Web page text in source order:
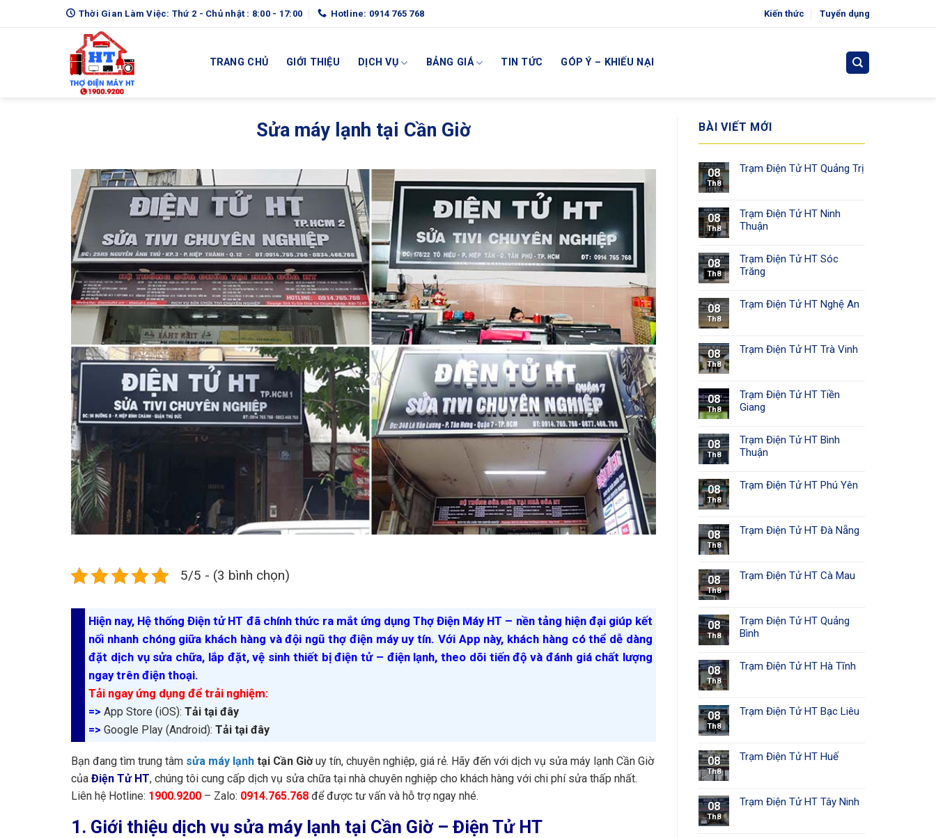
to
Thời Gian Làm Việc: Thứ 2 - Chủ nhật : 8:00 - 17:00 Hotline: 0914 765 768 Kiến thức Tuyển dụng
TRANG CHỦ GIỚI THIỆU DỊCH VỤ BẢNG GIÁ TIN TỨC GÓP Ý – KHIẾU NẠI
Sửa máy lạnh tại Cần Giờ
5/5 - (3 bình chọn)
Hiện nay, Hệ thống Điện tử HT đã chính thức ra mắt ứng dụng Thợ Điện Máy HT – nền tảng hiện đại giúp kết
nối nhanh chóng giữa khách hàng và đội ngũ thợ điện máy uy tín. Với App này, khách hàng có thể dễ dàng
đặt dịch vụ sửa chữa, lắp đặt, vệ sinh thiết bị điện tử – điện lạnh, theo dõi tiến độ và đánh giá chất lượng
ngay trên điện thoại.
Tải ngay ứng dụng để trải nghiệm:
=> App Store (iOS): Tải tại đây
=> Google Play (Android): Tải tại đây
Bạn đang tìm trung tâm sửa máy lạnh tại Cần Giờuy tín, chuyên nghiệp, giá rẻ. Hãy đến với dịch vụ sửa máy lạnh Cần Giờ
của Điện Tử HT, chúng tôi cung cấp dịch vụ sửa chữa tại nhà chuyên nghiệp cho khách hàng với chi phí sửa thấp nhất.
Liên hệ Hotline: 1900.9200 – Zalo: 0914.765.768 để được tư vấn và hỗ trợ ngay nhé.
1. Giới thiệu dịch vụ sửa máy lạnh tại Cần Giờ – Điện Tử HT
BÀI VIẾT MỚI
08
Th8
Trạm Điện Tử HT Quảng Trị
08
Th8
Trạm Điện Tử HT Ninh
Thuận
08
Th8
Trạm Điện Tử HT Sóc
Trăng
08
Th8
Trạm Điện Tử HT Nghệ An
08
Th8
Trạm Điện Tử HT Trà Vinh
08
Th8
Trạm Điện Tử HT Tiền
Giang
08
Th8
Trạm Điện Tử HT Bình
Thuận
08
Th8
Trạm Điện Tử HT Phú Yên
08
Th8
Trạm Điện Tử HT Đà Nẵng
08
Th8
Trạm Điện Tử HT Cà Mau
08
Th8
Trạm Điện Tử HT Quảng
Bình
08
Th8
Trạm Điện Tử HT Hà Tĩnh
08
Th8
Trạm Điện Tử HT Bạc Liêu
08
Th8
Trạm Điện Tử HT Huế
08
Th8
Trạm Điện Tử HT Tây Ninh